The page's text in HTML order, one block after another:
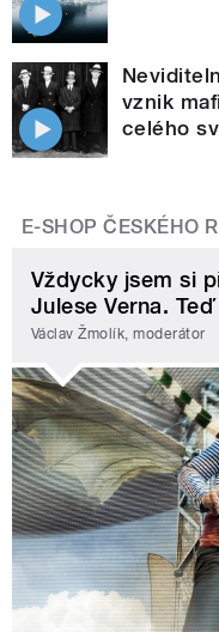
vznik
celého
E-SHOP ČESKÉHO
Vždycky jsem si
Julese Verna.
Václav Žmolík, moderátor